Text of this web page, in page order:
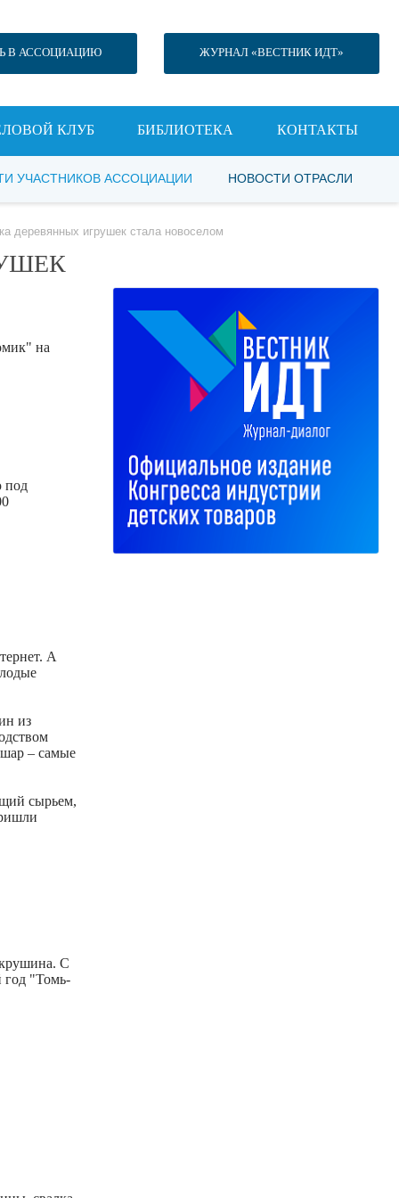
В АССОЦИАЦИЮ ЖУРНАЛ «ВЕСТНИК ИДТ»
КЛУБ БИБЛИОТЕКА КОНТАКТЫ
УЧАСТНИКОВ АССОЦИАЦИИ НОВОСТИ ОТРАСЛИ
деревянных игрушек стала новоселом
на
под
А
из
– самые
сырьем,
С
год "Томь-